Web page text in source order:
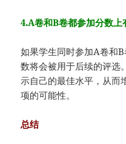
4.A卷和B卷都参加分数上
如果学生同时参加A卷和
数将会被用于后续的评选
示自己的最佳水平，从而
项的可能性。
总结